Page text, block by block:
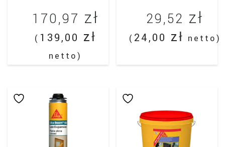
170,97 zł
( 139,00 zł
netto)
29,52 zł
( 24,00 zł netto)